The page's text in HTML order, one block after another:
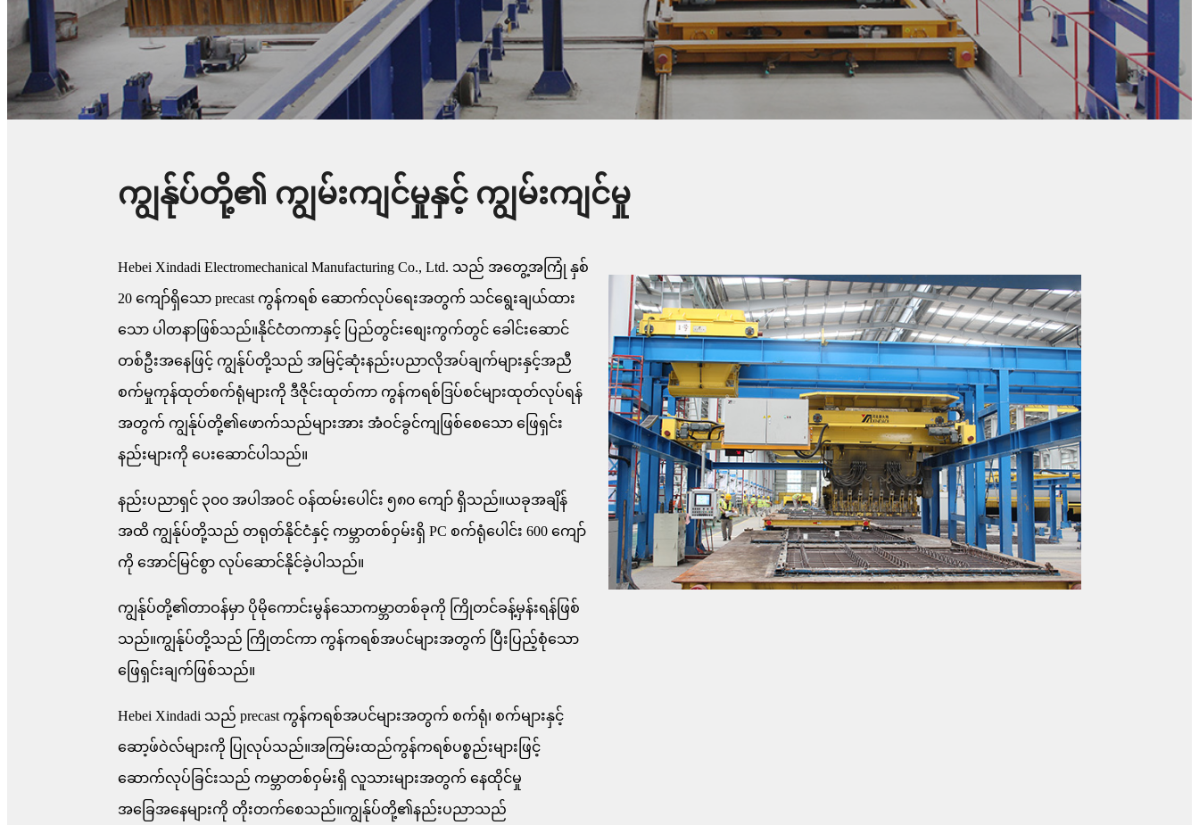
ကျွန်ုပ်တို့၏ ကျွမ်းကျင်မှုနှင့် ကျွမ်းကျင်မှု
Hebei Xindadi Electromechanical Manufacturing Co., Ltd. သည် အတွေ့အကြုံ နှစ်
20 ကျော်ရှိသော precast ကွန်ကရစ် ဆောက်လုပ်ရေးအတွက် သင်ရွေးချယ်ထား
သော ပါတနာဖြစ်သည်။နိုင်ငံတကာနှင့် ပြည်တွင်းစျေးကွက်တွင် ခေါင်းဆောင်
တစ်ဦးအနေဖြင့် ကျွန်ုပ်တို့သည် အမြင့်ဆုံးနည်းပညာလိုအပ်ချက်များနှင့်အညီ
စက်မှုကုန်ထုတ်စက်ရုံများကို ဒီဇိုင်းထုတ်ကာ ကွန်ကရစ်ဒြပ်စင်များထုတ်လုပ်ရန်
အတွက် ကျွန်ုပ်တို့၏ဖောက်သည်များအား အံဝင်ခွင်ကျဖြစ်စေသော ဖြေရှင်း
နည်းများကို ပေးဆောင်ပါသည်။
နည်းပညာရှင် ၃၀၀ အပါအဝင် ဝန်ထမ်းပေါင်း ၅၈၀ ကျော် ရှိသည်။ယခုအချိန်
အထိ ကျွန်ုပ်တို့သည် တရုတ်နိုင်ငံနှင့် ကမ္ဘာတစ်ဝှမ်းရှိ PC စက်ရုံပေါင်း 600 ကျော်
ကို အောင်မြင်စွာ လုပ်ဆောင်နိုင်ခဲ့ပါသည်။
ကျွန်ုပ်တို့၏တာဝန်မှာ ပိုမိုကောင်းမွန်သောကမ္ဘာတစ်ခုကို ကြိုတင်ခန့်မှန်းရန်ဖြစ်
သည်။ကျွန်ုပ်တို့သည် ကြိုတင်ကာ ကွန်ကရစ်အပင်များအတွက် ပြီးပြည့်စုံသော
ဖြေရှင်းချက်ဖြစ်သည်။
Hebei Xindadi သည် precast ကွန်ကရစ်အပင်များအတွက် စက်ရုံ၊ စက်များနှင့်
ဆော့ဖ်ဝဲလ်များကို ပြုလုပ်သည်။အကြမ်းထည်ကွန်ကရစ်ပစ္စည်းများဖြင့်
ဆောက်လုပ်ခြင်းသည် ကမ္ဘာတစ်ဝှမ်းရှိ လူသားများအတွက် နေထိုင်မှု
အခြေအနေများကို တိုးတက်စေသည်။ကျွန်ုပ်တို့၏နည်းပညာသည်